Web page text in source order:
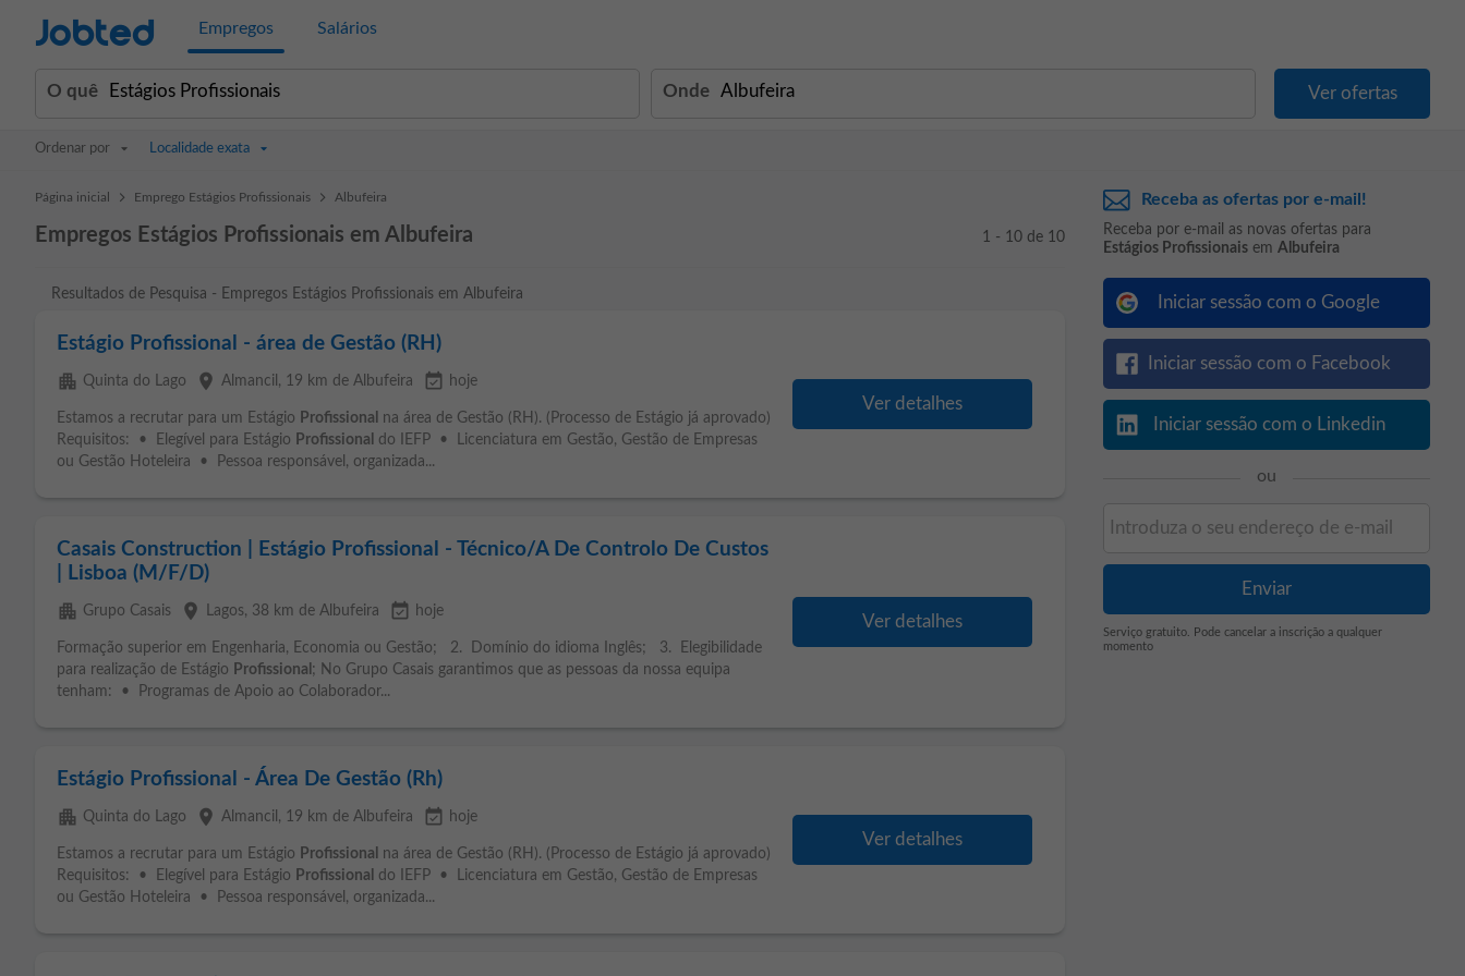
Jobted Empregos Salários
O quê Onde
Ordenar por Localidade exata
Página inicial > Emprego Estágios Profissionais > Albufeira
Empregos Estágios Profissionais em Albufeira 1 - 10 de 10
Resultados de Pesquisa - Empregos Estágios Profissionais em Albufeira
Estágio Profissional - área de Gestão (RH)
apartment Quinta do Lago place Almancil , 19 km de Albufeira event_available hoje
Estamos a recrutar para um Estágio Profissional
na área de Gestão (RH). (Processo de Estágio já aprovado)
Requisitos: • Elegível para Estágio Profissional
do IEFP • Licenciatura em Gestão, Gestão de Empresas
ou Gestão Hoteleira • Pessoa responsável, organizada...
Ver detalhes
Casais Construction | Estágio Profissional - Técnico/A De Controlo De Custos
| Lisboa (M/F/D)
apartment Grupo Casais place Lagos, 38 km de Albufeira event_available hoje
Formação superior em Engenharia, Economia ou Gestão; 2. Domínio do idioma Inglês; 3. Elegibilidade
para realização de Estágio Profissional ; No Grupo Casais garantimos que as pessoas da nossa equipa
tenham: • Programas de Apoio ao Colaborador...
Ver detalhes
Estágio Profissional - Área De Gestão (Rh)
apartment Quinta do Lago place Almancil , 19 km de Albufeira event_available hoje
Estamos a recrutar para um Estágio Profissional
na área de Gestão (RH). (Processo de Estágio já aprovado)
Requisitos: • Elegível para Estágio Profissional
do IEFP • Licenciatura em Gestão, Gestão de Empresas
ou Gestão Hoteleira • Pessoa responsável, organizada...
Ver detalhes
Receba as ofertas por e-mail!
Receba por e-mail as novas ofertas para
Estágios Profissionais em Albufeira
Iniciar sessão com o Google
Iniciar sessão com o Facebook
Iniciar sessão com o Linkedin
ou
Serviço gratuito. Pode cancelar a inscrição a qualquer
momento